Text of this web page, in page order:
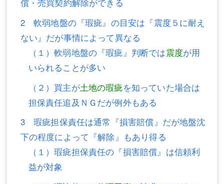
離婚（夫婦間トラブル）
企業法務
労働問題（解雇，残業等）
刑事弁護
交通事故
不動産登記
商業登記
調査・書面作成
企業法務
労働問題（解雇，残業等）
刑事弁護
交通事故
不動産登記
調査・書面作成
債務整理
償・売買契約解除ができる
2 軟弱地盤の『瑕疵』の目安は『震度５に耐え
ない』だが事情によって異なる
（１）軟弱地盤の『瑕疵』判断では震度が用
いられることが多い
（２）買主が土地の瑕疵を知っていた場合は
担保責任追及ＮＧだが例外もある
3 瑕疵担保責任は通常『損害賠償』だが地盤沈
下の程度によって『解除』もあり得る
（１）瑕疵担保責任の『損害賠償』は信頼利
益が対象